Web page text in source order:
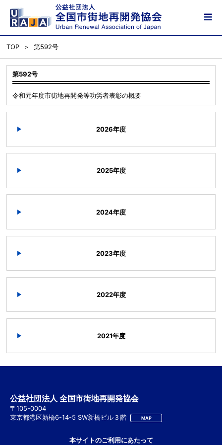
TOP 第592号
第592号
令和元年度市街地再開発等功労者表彰の概要
2026年度
2025年度
2024年度
2023年度
2022年度
2021年度
本サイトのご利用にあたって
公益社団法人 全国市街地再開発協会
〒105-0004
東京都港区新橋6-14-5 SW新橋ビル３階
MAP